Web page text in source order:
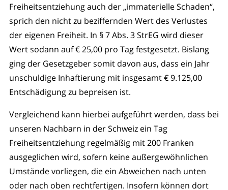
Freiheitsentziehung auch der „immaterielle Schaden“,
sprich den nicht zu beziffernden Wert des Verlustes
der eigenen Freiheit. In § 7 Abs. 3 StrEG wird dieser
Wert sodann auf € 25,00 pro Tag festgesetzt. Bislang
ging der Gesetzgeber somit davon aus, dass ein Jahr
unschuldige Inhaftierung mit insgesamt € 9.125,00
Entschädigung zu bepreisen ist.
Vergleichend kann hierbei aufgeführt werden, dass bei
unseren Nachbarn in der Schweiz ein Tag
Freiheitsentziehung regelmäßig mit 200 Franken
ausgeglichen wird, sofern keine außergewöhnlichen
Umstände vorliegen, die ein Abweichen nach unten
oder nach oben rechtfertigen. Insofern können dort